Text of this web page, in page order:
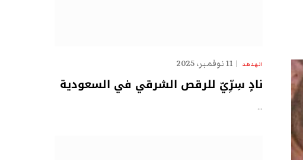
الهدهد 11 نوفمبر، 2025
نادٍ سِرِّيّ للرقص الشرقي في السعودية
…